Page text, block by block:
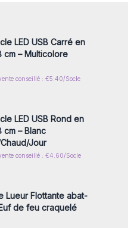
LED USB Carré en
cm – Multicolore
conseillé : €5.40/Socle
vous ou inscrivez-
LED USB Rond en
cm – Blanc
Jour
conseillé : €4.60/Socle
vous ou inscrivez-
Lueur Flottante abat-
de feu craquelé